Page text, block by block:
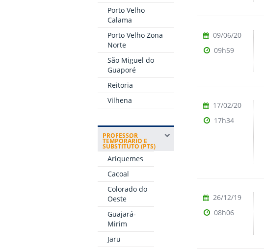
Porto Velho
Calama
Porto Velho Zona
Norte
São Miguel do
Guaporé
Reitoria
Vilhena
PROFESSOR
TEMPORÁRIO E
SUBSTITUTO (PTS)
Ariquemes
Cacoal
Colorado do
Oeste
Guajará-
Mirim
Jaru
09/06/20
09h59
17/02/20
17h34
26/12/19
08h06